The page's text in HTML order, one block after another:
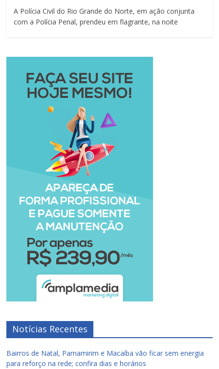
A Polícia Civil do Rio Grande do Norte, em ação conjunta
com a Polícia Penal, prendeu em flagrante, na noite
Notícias Recentes
Bairros de Natal, Parnamirim e Macaíba vão ficar sem energia
para reforço na rede; confira dias e horários